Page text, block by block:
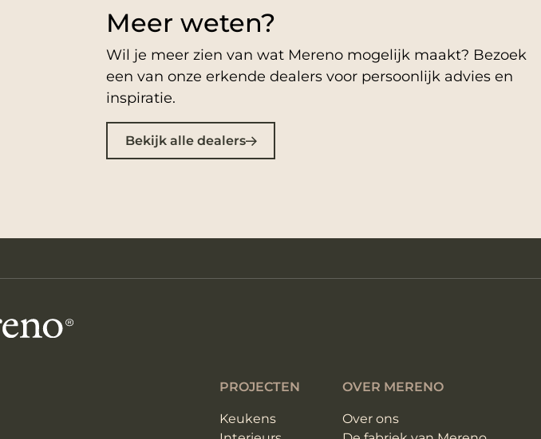
Meer weten?
Wil je meer zien van wat Mereno mogelijk maakt? Bezoek
een van onze erkende dealers voor persoonlijk advies en
inspiratie.
Bekijk alle dealers
PROJECTEN
Keukens
OVER MERENO
Over ons